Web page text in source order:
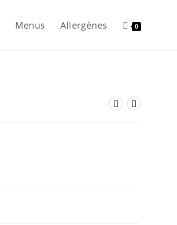
Menus Allergènes 0